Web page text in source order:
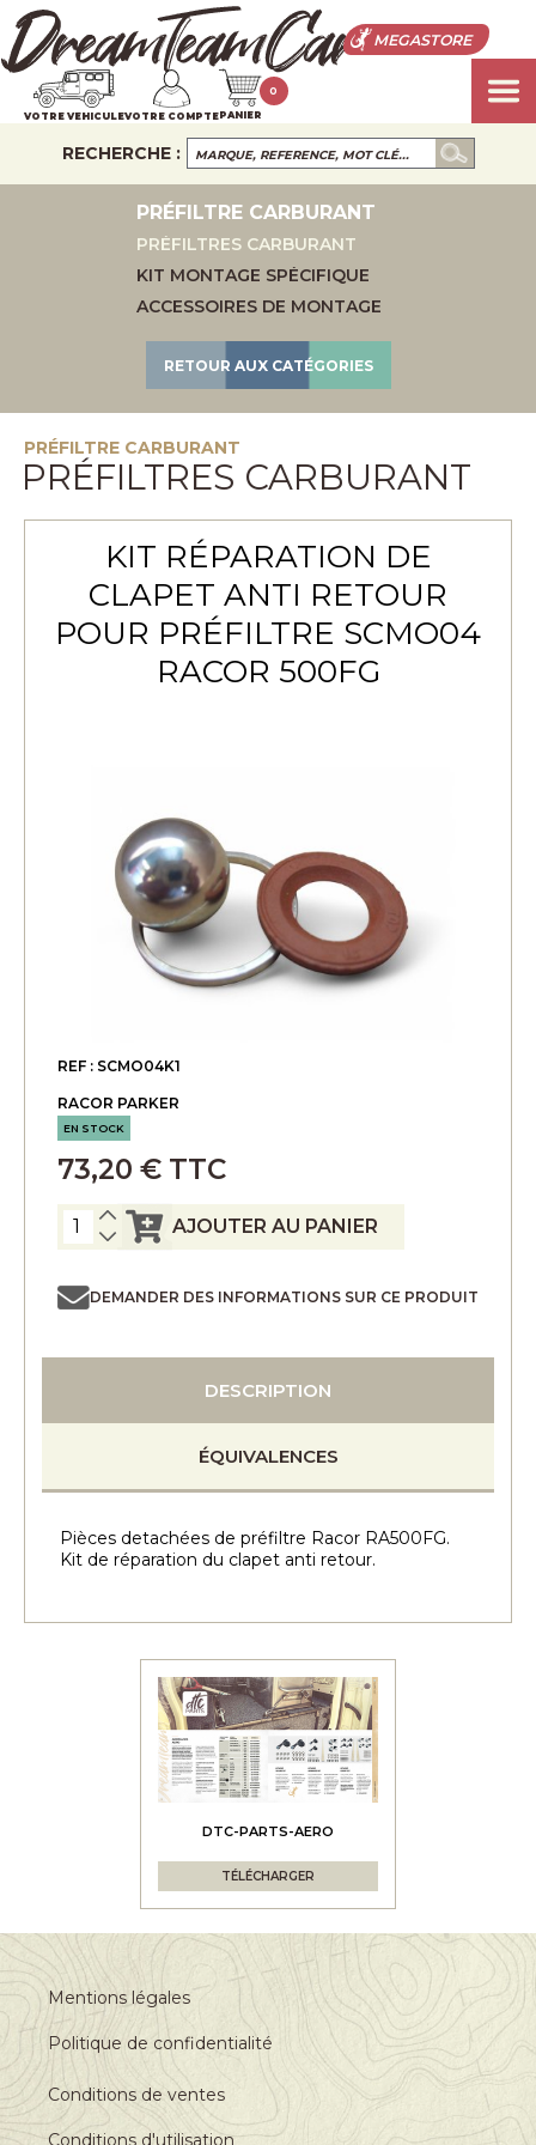
MEGASTORE
VOTRE VEHICULEVOTRE COMPTEPANIER
0
RECHERCHE :
PRÉFILTRE CARBURANT
PRÉFILTRES CARBURANT
KIT MONTAGE SPÉCIFIQUE
ACCESSOIRES DE MONTAGE
RETOUR AUX CATÉGORIES
PRÉFILTRE CARBURANT
PRÉFILTRES CARBURANT
KIT RÉPARATION DE
CLAPET ANTI RETOUR
POUR PRÉFILTRE SCMO04
RACOR 500FG
REF : SCMO04K1
RACOR PARKER
EN STOCK
73,20 € TTC
AJOUTER AU PANIER
DEMANDER DES INFORMATIONS SUR CE PRODUIT
DESCRIPTION
ÉQUIVALENCES
Pièces detachées de préfiltre Racor RA500FG.
Kit de réparation du clapet anti retour.
DTC-PARTS-AERO
TÉLÉCHARGER
Mentions légales
Politique de confidentialité
Conditions de ventes
Conditions d'utilisation